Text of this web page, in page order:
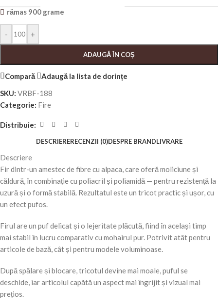
rămas 900 grame
- +
ADAUGĂ ÎN COȘ
Compară
Adaugă la lista de dorințe
SKU: VRBF-188
Categorie: Fire
Distribuie:
DESCRIERERECENZII (0)DESPRE BRANDLIVRARE
Descriere
Fir dintr-un amestec de fibre cu alpaca, care oferă moliciune și
căldură, în combinație cu poliacril și poliamidă — pentru rezistență la
uzură și o formă stabilă. Rezultatul este un tricot practic și ușor, cu
un efect pufos.
Firul are un puf delicat și o lejeritate plăcută, fiind în același timp
mai stabil în lucru comparativ cu mohairul pur. Potrivit atât pentru
articole de bază, cât și pentru modele voluminoase.
După spălare și blocare, tricotul devine mai moale, puful se
deschide, iar articolul capătă un aspect mai îngrijit și vizual mai
prețios.